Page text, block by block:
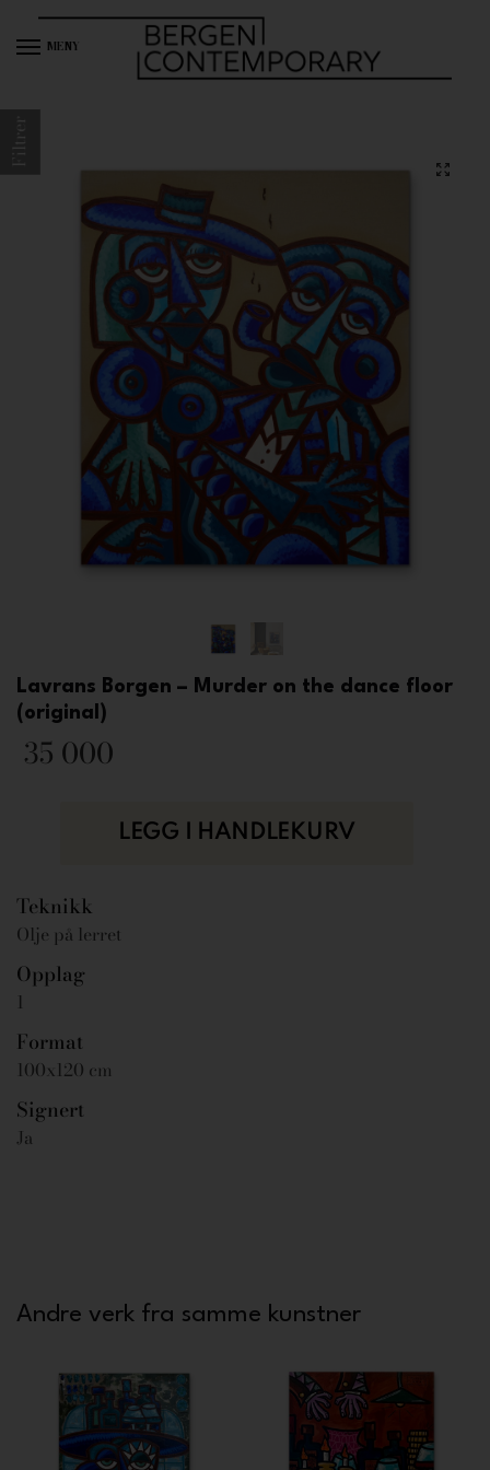
MENY
Lavrans Borgen – Murder on the dance floor
(original)
35 000
LEGG I HANDLEKURV
Teknikk
Olje på lerret
Opplag
1
Format
100x120 cm
Signert
Ja
Andre verk fra samme kunstner
Filtrer